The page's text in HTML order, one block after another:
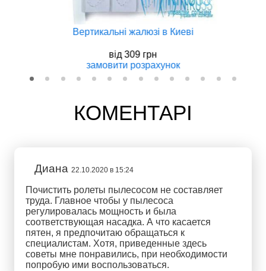
Вертикальнi жалюзi в Киеві
вiд 309 грн
замовити розрахунок
КОМЕНТАРІ
Диана 22.10.2020 в 15:24
Почистить ролеты пылесосом не составляет
труда. Главное чтобы у пылесоса
регулировалась мощность и была
соответствующая насадка. А что касается
пятен, я предпочитаю обращаться к
специалистам. Хотя, приведенные здесь
советы мне понравились, при необходимости
попробую ими воспользоваться.